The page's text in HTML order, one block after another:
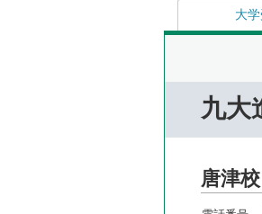
大
九大
唐津校